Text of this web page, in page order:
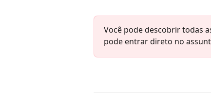
Você pode descobrir todas
pode entrar direto no